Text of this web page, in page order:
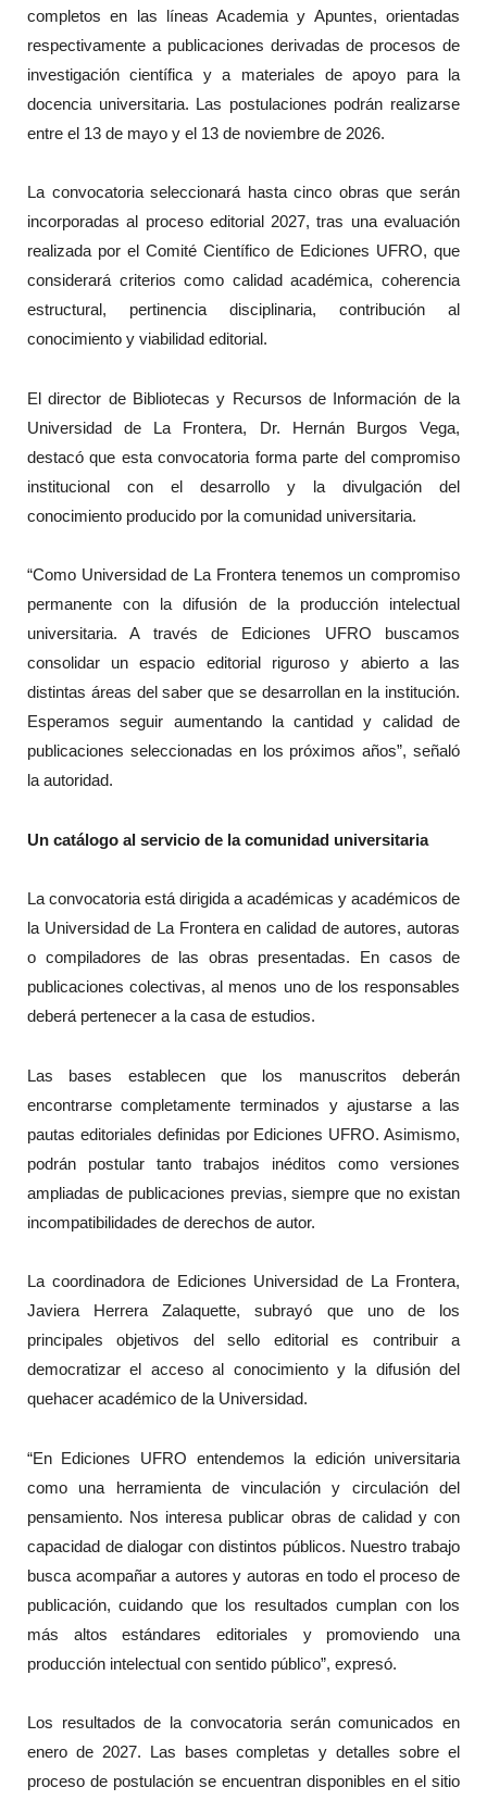
completos en las líneas Academia y Apuntes, orientadas
respectivamente a publicaciones derivadas de procesos de
investigación científica y a materiales de apoyo para la
docencia universitaria. Las postulaciones podrán realizarse
entre el 13 de mayo y el 13 de noviembre de 2026.
La convocatoria seleccionará hasta cinco obras que serán
incorporadas al proceso editorial 2027, tras una evaluación
realizada por el Comité Científico de Ediciones UFRO, que
considerará criterios como calidad académica, coherencia
estructural, pertinencia disciplinaria, contribución al
conocimiento y viabilidad editorial.
El director de Bibliotecas y Recursos de Información de la
Universidad de La Frontera, Dr. Hernán Burgos Vega,
destacó que esta convocatoria forma parte del compromiso
institucional con el desarrollo y la divulgación del
conocimiento producido por la comunidad universitaria.
“Como Universidad de La Frontera tenemos un compromiso
permanente con la difusión de la producción intelectual
universitaria. A través de Ediciones UFRO buscamos
consolidar un espacio editorial riguroso y abierto a las
distintas áreas del saber que se desarrollan en la institución.
Esperamos seguir aumentando la cantidad y calidad de
publicaciones seleccionadas en los próximos años”, señaló
la autoridad.
Un catálogo al servicio de la comunidad universitaria
La convocatoria está dirigida a académicas y académicos de
la Universidad de La Frontera en calidad de autores, autoras
o compiladores de las obras presentadas. En casos de
publicaciones colectivas, al menos uno de los responsables
deberá pertenecer a la casa de estudios.
Las bases establecen que los manuscritos deberán
encontrarse completamente terminados y ajustarse a las
pautas editoriales definidas por Ediciones UFRO. Asimismo,
podrán postular tanto trabajos inéditos como versiones
ampliadas de publicaciones previas, siempre que no existan
incompatibilidades de derechos de autor.
La coordinadora de Ediciones Universidad de La Frontera,
Javiera Herrera Zalaquette, subrayó que uno de los
principales objetivos del sello editorial es contribuir a
democratizar el acceso al conocimiento y la difusión del
quehacer académico de la Universidad.
“En Ediciones UFRO entendemos la edición universitaria
como una herramienta de vinculación y circulación del
pensamiento. Nos interesa publicar obras de calidad y con
capacidad de dialogar con distintos públicos. Nuestro trabajo
busca acompañar a autores y autoras en todo el proceso de
publicación, cuidando que los resultados cumplan con los
más altos estándares editoriales y promoviendo una
producción intelectual con sentido público”, expresó.
Los resultados de la convocatoria serán comunicados en
enero de 2027. Las bases completas y detalles sobre el
proceso de postulación se encuentran disponibles en el sitio